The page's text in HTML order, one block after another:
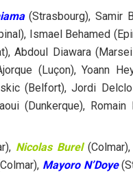
(Strasbourg), Samir
Ismael Behamed
Abdoul Diawara
(Luçon), Yoann
(Belfort), Jordi
(Dunkerque), Romain
Nicolas Burel
Mayoro N’Doye